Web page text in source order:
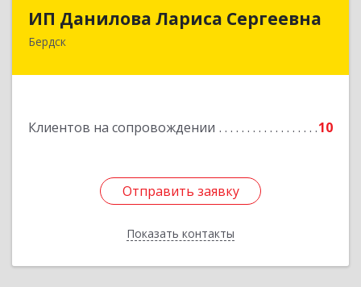
ИП Данилова Лариса Сергеевна
Бердск
Клиентов на сопровождении 10
Отправить заявку
Показать контакты
633004, Новосибирская обл, Бердск г, Озерная
Отправить заявку
Назад